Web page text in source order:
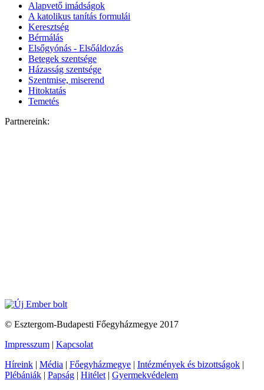
Alapvető imádságok
A katolikus tanítás formulái
Keresztség
Bérmálás
Elsőgyónás - Elsőáldozás
Betegek szentsége
Házasság szentsége
Szentmise, miserend
Hitoktatás
Temetés
Partnereink:
© Esztergom-Budapesti Főegyházmegye 2017
Impresszum | Kapcsolat
Híreink | Média | Főegyházmegye | Intézmények és bizottságok |
Plébániák | Papság | Hitélet | Gyermekvédelem